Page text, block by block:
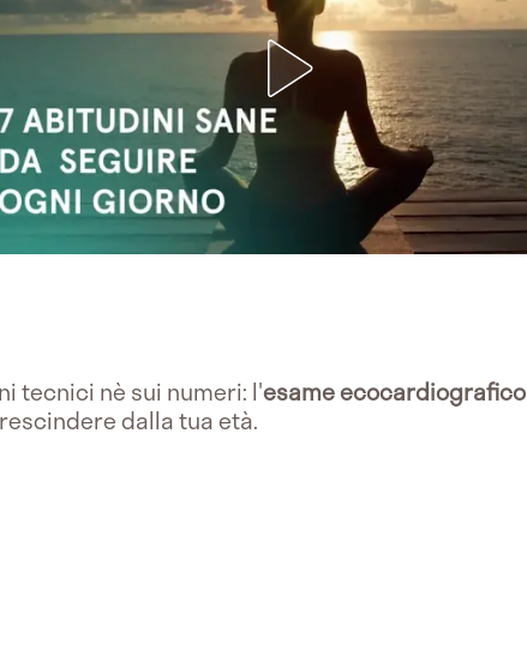
tecnici nè sui numeri: l'esame ecocardiografico
dalla tua età.